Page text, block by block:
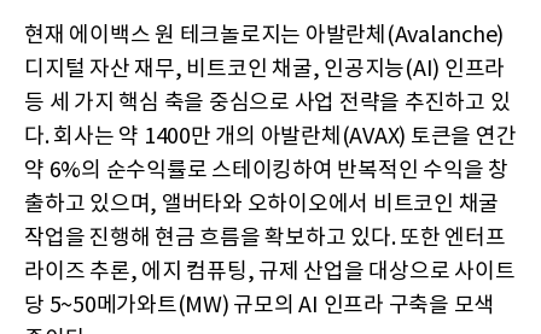
현재 에이백스 원 테크놀로지는 아발란체(Avalanche)
디지털 자산 재무, 비트코인 채굴, 인공지능(AI) 인프라
등 세 가지 핵심 축을 중심으로 사업 전략을 추진하고 있
다. 회사는 약 1400만 개의 아발란체(AVAX) 토큰을 연간
약 6%의 순수익률로 스테이킹하여 반복적인 수익을 창
출하고 있으며, 앨버타와 오하이오에서 비트코인 채굴
작업을 진행해 현금 흐름을 확보하고 있다. 또한 엔터프
라이즈 추론, 에지 컴퓨팅, 규제 산업을 대상으로 사이트
당 5~50메가와트(MW) 규모의 AI 인프라 구축을 모색